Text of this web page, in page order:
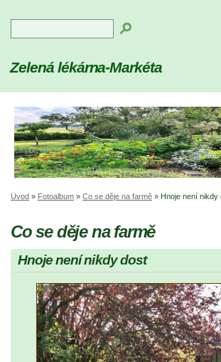
Zelená lékárna-Markéta
Úvod » Fotoalbum » Co se děje na farmě » Hnoje není nikdy
Co se děje na farmě
Hnoje není nikdy dost